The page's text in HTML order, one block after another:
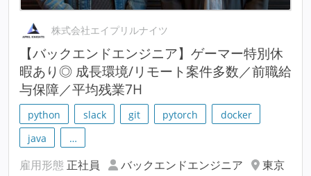
株式会社エイプリルナイツ
【バックエンドエンジニア】ゲーマー特別休
暇あり◎ 成長環境/リモート案件多数／前職給
与保障／平均残業7H
python slack git pytorch
docker
java
…
雇用形態 正社員 バックエンドエンジニア
東京